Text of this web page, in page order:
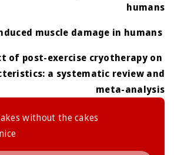
humans
muscle damage in humans
of post-exercise cryotherapy on
a systematic review and
meta-analysis
without the cakes.